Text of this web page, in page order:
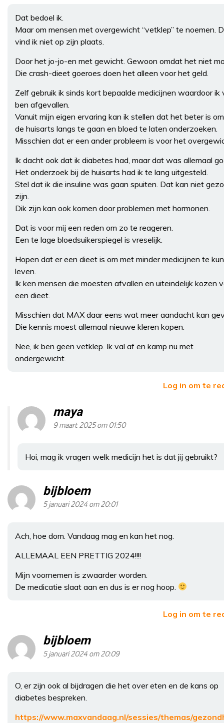
Dat bedoel ik.
Maar om mensen met overgewicht “vetklep” te noemen.
vind ik niet op zijn plaats.
Door het jo-jo-en met gewicht. Gewoon omdat het niet
Die crash-dieet goeroes doen het alleen voor het geld.
Zelf gebruik ik sinds kort bepaalde medicijnen waardoor ik
ben afgevallen.
Vanuit mijn eigen ervaring kan ik stellen dat het beter is
de huisarts langs te gaan en bloed te laten onderzoeken.
Misschien dat er een ander probleem is voor het
Ik dacht ook dat ik diabetes had, maar dat was allemaal
Het onderzoek bij de huisarts had ik te lang uitgesteld.
Stel dat ik die insuline was gaan spuiten. Dat kan niet
zijn.
Dik zijn kan ook komen door problemen met hormonen.
Dat is voor mij een reden om zo te reageren.
Een te lage bloedsuikerspiegel is vreselijk.
Hopen dat er een dieet is om met minder medicijnen te
leven.
Ik ken mensen die moesten afvallen en uiteindelijk kozen
een dieet.
Misschien dat MAX daar eens wat meer aandacht kan
Die kennis moest allemaal nieuwe kleren kopen.
Nee, ik ben geen vetklep. Ik val af en kamp nu met
ondergewicht.
Log in om te
maya
9 maart 2025 om 01:50
Hoi, mag ik vragen welk medicijn het is dat jij gebruikt?
bijbloem
5 januari 2024 om 20:01
Ach, hoe dom. Vandaag mag en kan het nog.
ALLEMAAL EEN PRETTIG 2024!!!!
Mijn voornemen is zwaarder worden.
De medicatie slaat aan en dus is er nog hoop.
Log in om te
bijbloem
5 januari 2024 om 20:09
O, er zijn ook al bijdragen die het over eten en de kans op
diabetes bespreken.
https://www.maxvandaag.nl/sessies/themas/